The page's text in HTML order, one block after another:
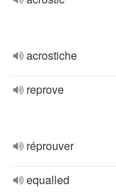
acrostiche
reprove
réprouver
equalled